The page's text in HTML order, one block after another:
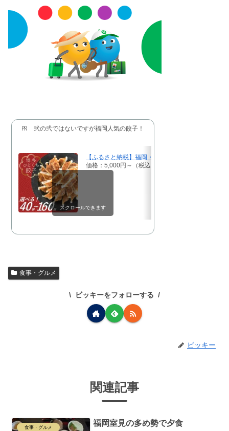
㏚ 弐の弐ではないですが福岡人気の餃子！
【ふるさと納税】福岡・博多の味『博多一口餃子
価格：5,000円～（税込、送料無料)
スクロールできます
食事・グルメ
ビッキーをフォローする
ビッキー
関連記事
食事・グルメ 福岡室見の多め勢で夕食